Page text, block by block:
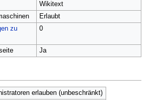
Wikitext
Erlaubt
zu
0
Ja
erlauben (unbeschränkt)